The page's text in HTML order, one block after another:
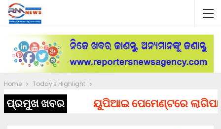
Home Today's Highlight
ପ୍ରମୁଖ ଖବର ୟୁପିଆଇ ପେମେଣ୍ଟରେ ଲାଗିପାରେ